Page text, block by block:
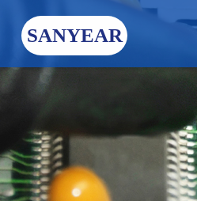
SANYEAR